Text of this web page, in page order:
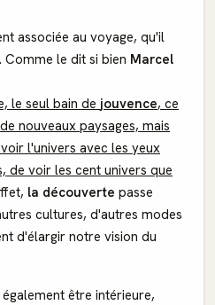
associée au voyage, qu'il
Comme le dit si bien Marcel
le seul bain de jouvence, ce
nouveaux paysages, mais
l'univers avec les yeux
de voir les cent univers que
la découverte passe
cultures, d'autres modes
d'élargir notre vision du
être intérieure,